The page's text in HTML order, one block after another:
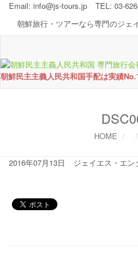
Email: info@js-tours.jp
TEL: 03-
朝鮮旅行・ツアーなら専門のジェ
朝鮮民主主義人民共和国手配は実績
HOME
2016年07月13日 ジェイエス・エ